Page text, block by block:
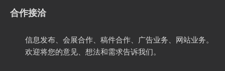
合作接洽
信息发布、会展合作、稿件合作、广告业务、网站业务。
欢迎将您的意见、想法和需求告诉我们。